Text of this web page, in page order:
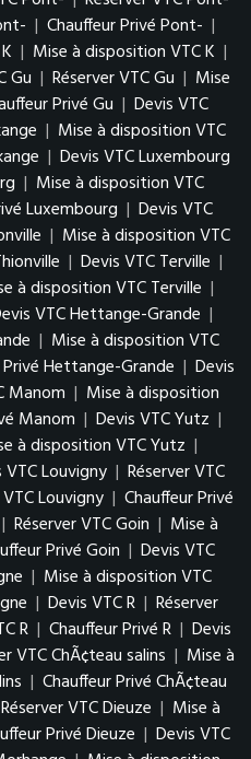
| Chauffeur Privé Pont- |
| Mise à disposition VTC K |
Gu | Réserver VTC Gu | Mise
Privé Gu | Devis VTC
| Mise à disposition VTC
| Devis VTC Luxembourg
| Mise à disposition VTC
Luxembourg | Devis VTC
| Mise à disposition VTC
| Devis VTC Terville |
à disposition VTC Terville |
VTC Hettange-Grande |
| Mise à disposition VTC
Hettange-Grande | Devis
Manom | Mise à disposition
Manom | Devis VTC Yutz |
à disposition VTC Yutz |
VTC Louvigny | Réserver VTC
Louvigny | Chauffeur Privé
| Réserver VTC Goin | Mise à
Privé Goin | Devis VTC
| Mise à disposition VTC
| Devis VTC R | Réserver
R | Chauffeur Privé R | Devis
VTC ChÃ¢teau salins | Mise à
| Chauffeur Privé ChÃ¢teau
Réserver VTC Dieuze | Mise à
Privé Dieuze | Devis VTC